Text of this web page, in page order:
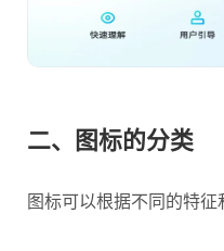
二、图标的分类
图标可以根据不同的特征